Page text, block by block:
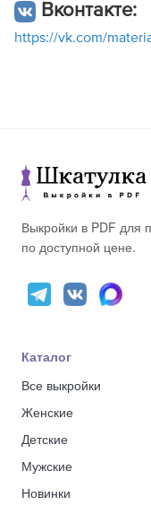
Вконтакте:
https://vk.com/
Выкройки в PDF для
по доступной цене.
Каталог
Все выкройки
Женские
Детские
Мужские
Новинки